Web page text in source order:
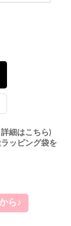
細はこちら)
ッピング袋を
ら♪